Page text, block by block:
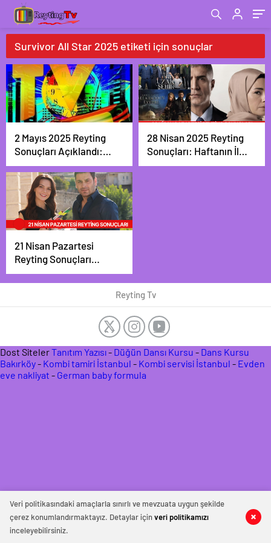
Survivor All Star 2025 etiketi için sonuçlar
2 Mayıs 2025 Reyting
Sonuçları Açıklandı:
Zirvede Hangi Dizi Var?
28 Nisan 2025 Reyting
Sonuçları: Haftanın İlk
Gecesinde Zirve Yarışı
21 Nisan Pazartesi
Reyting Sonuçları
Açıklandı: Uzak Şehir
mi Zirvede, Kızıl
Reyting Tv
Veri politikasındaki amaçlarla sınırlı ve mevzuata uygun şekilde
çerez konumlandırmaktayız. Detaylar içinveri politikamızı
inceleyebilirsiniz.
Dost SitelerTanıtım Yazısı- Düğün Dansı Kursu - Dans Kursu
Bakırköy- Kombi tamiri İstanbul - Kombi servisi İstanbul - Evden
eve nakliyat - German baby formula